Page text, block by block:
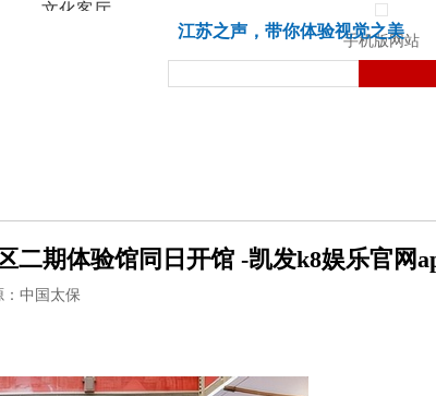
文化客厅
手机版网站
江苏之声，带你体验视觉之美
二期体验馆同日开馆 -凯发k8娱乐官网
：中国太保